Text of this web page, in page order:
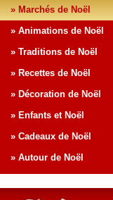
» Marchés de Noël
» Animations de Noël
» Traditions de Noël
» Recettes de Noël
» Décoration de Noël
» Enfants et Noël
» Cadeaux de Noël
» Autour de Noël